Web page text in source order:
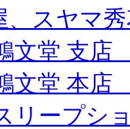
、スヤマ
文堂 支店
文堂 本
リープシ